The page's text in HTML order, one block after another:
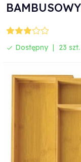
Dostępny 23 szt.